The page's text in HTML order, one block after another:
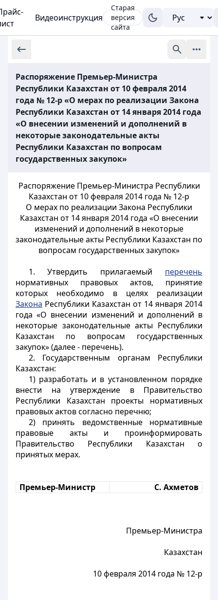
Видеоинструкция
Старая
версия
сайта
Распоряжение Премьер-Министра
Республики Казахстан от 10 февраля 2014
года № 12-р «О мерах по реализации Закона
Республики Казахстан от 14 января 2014 года
«О внесении изменений и дополнений в
некоторые законодательные акты
Республики Казахстан по вопросам
государственных закупок»
Распоряжение Премьер-Министра Республики
Казахстан от 10 февраля 2014 года № 12-р
О мерах по реализации Закона Республики
Казахстан от 14 января 2014 года «О внесении
изменений и дополнений в некоторые
законодательные акты Республики Казахстан по
вопросам государственных закупок»
1. Утвердить прилагаемый перечень
нормативных правовых актов, принятие
которых необходимо в целях реализации
Закона Республики Казахстан от 14 января 2014
года «О внесении изменений и дополнений в
некоторые законодательные акты Республики
Казахстан по вопросам государственных
закупок» (далее - перечень).
2. Государственным органам Республики
Казахстан:
1) разработать и в установленном порядке
внести на утверждение в Правительство
Республики Казахстан проекты нормативных
правовых актов согласно перечню;
2) принять ведомственные нормативные
правовые акты и проинформировать
Правительство Республики Казахстан о
принятых мерах.
Премьер-Министр С. Ахметов
Премьер-Министра
Казахстан
10 февраля 2014 года № 12-р